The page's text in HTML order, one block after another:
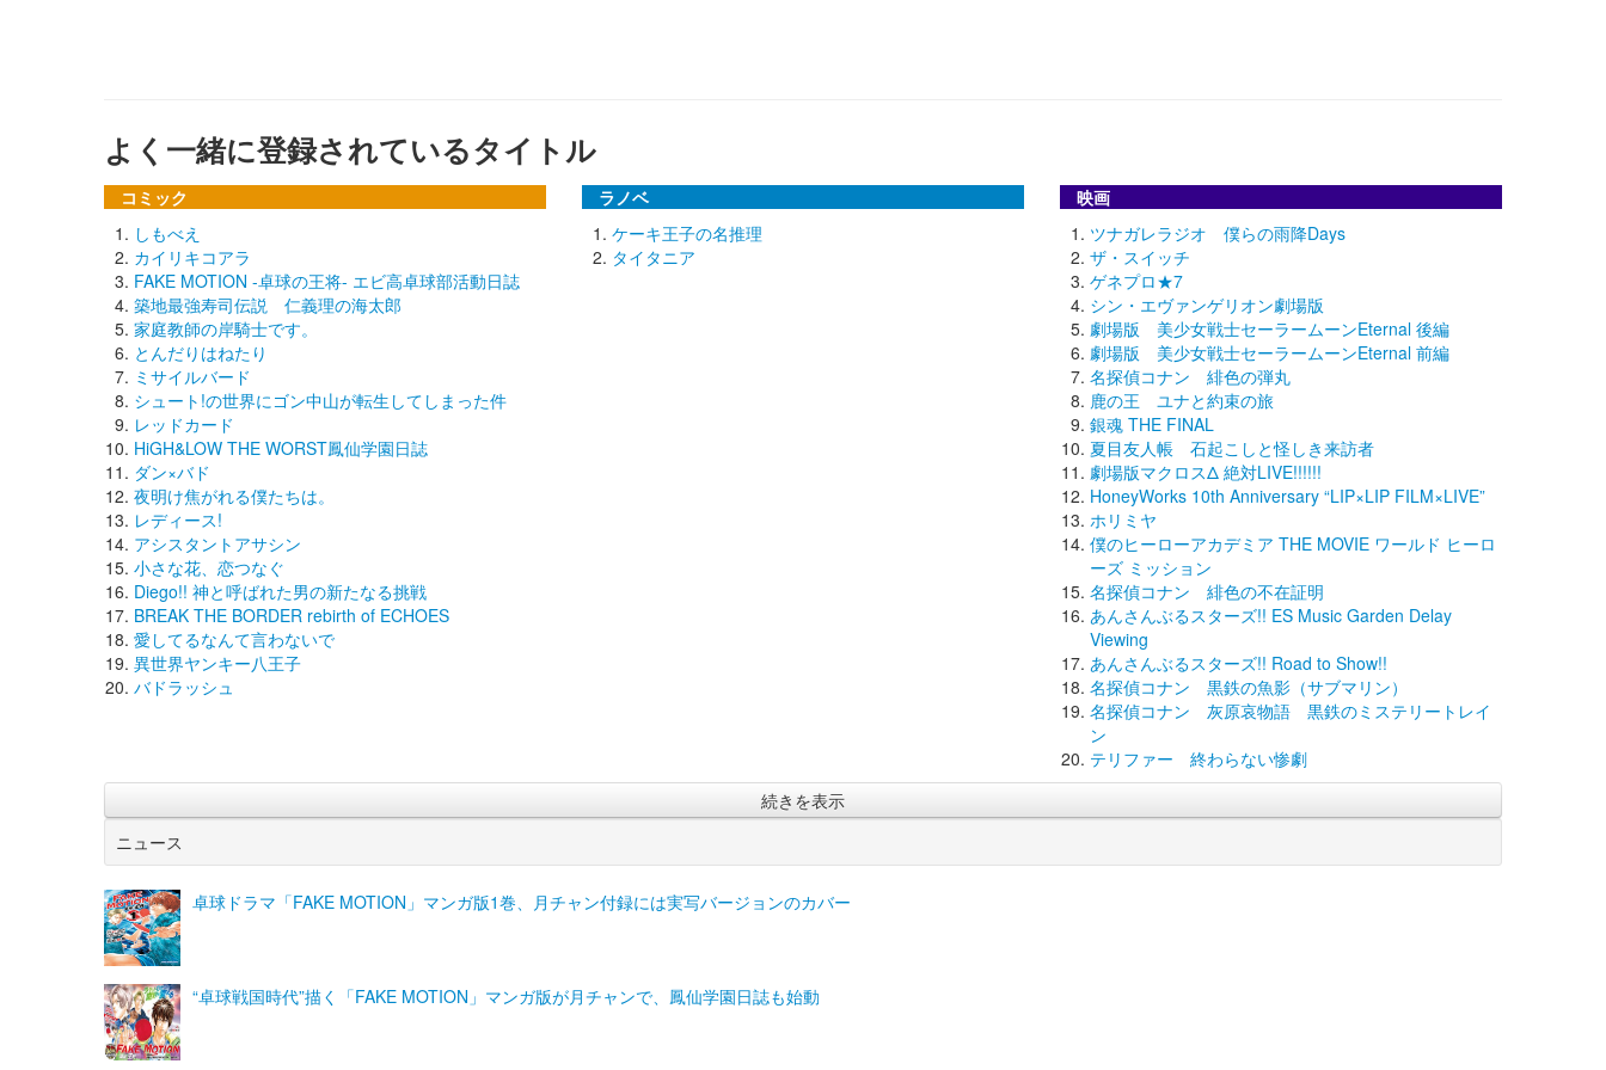
よく一緒に登録されているタイトル
コミック
しもべえ
カイリキコアラ
FAKE MOTION -卓球の王将- エビ高卓球部活動日誌
築地最強寿司伝説 仁義理の海太郎
家庭教師の岸騎士です。
とんだりはねたり
ミサイルバード
シュート!の世界にゴン中山が転生してしまった件
レッドカード
HiGH&LOW THE WORST鳳仙学園日誌
ダン×バド
夜明け焦がれる僕たちは。
レディース!
アシスタントアサシン
小さな花、恋つなぐ
Diego!! 神と呼ばれた男の新たなる挑戦
BREAK THE BORDER rebirth of ECHOES
愛してるなんて言わないで
異世界ヤンキー八王子
バドラッシュ
ラノベ
ケーキ王子の名推理
タイタニア
映画
ツナガレラジオ 僕らの雨降Days
ザ・スイッチ
ゲネプロ★7
シン・エヴァンゲリオン劇場版
劇場版 美少女戦士セーラームーンEternal 後編
劇場版 美少女戦士セーラームーンEternal 前編
名探偵コナン 緋色の弾丸
鹿の王 ユナと約束の旅
銀魂 THE FINAL
夏目友人帳 石起こしと怪しき来訪者
劇場版マクロスΔ 絶対LIVE!!!!!!
HoneyWorks 10th Anniversary “LIP×LIP FILM×LIVE”
ホリミヤ
僕のヒーローアカデミア THE MOVIE ワールド ヒーロ
ーズ ミッション
名探偵コナン 緋色の不在証明
あんさんぶるスターズ!! ES Music Garden Delay
Viewing
あんさんぶるスターズ!! Road to Show!!
名探偵コナン 黒鉄の魚影（サブマリン）
名探偵コナン 灰原哀物語 黒鉄のミステリートレイ
ン
テリファー 終わらない惨劇
続きを表示
ニュース
卓球ドラマ「FAKE MOTION」マンガ版1巻、月チャン付録には実写バージョンのカバー
“卓球戦国時代”描く「FAKE MOTION」マンガ版が月チャンで、鳳仙学園日誌も始動